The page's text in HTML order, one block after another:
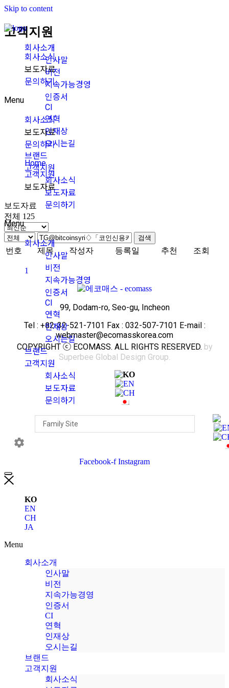
Skip to content
회사소개
인사말
비전
지속가능경영
인증서
CI
연혁
인재상
오시는길
브랜드
고객지원
회사소식
보도자료
문의하기
Menu
회사소개
인사말
비전
지속가능경영
인증서
CI
연혁
인재상
오시는길
브랜드
고객지원
회사소식
보도자료
문의하기
고객지원
회사소식
보도자료
문의하기
Menu
회사소식
보도자료
문의하기
Home
고객지원
보도자료
보도자료
전체 125
검색
번호 제목 작성자 등록일 추천 조회
1
99, Dodam-ro, Seo-gu, Incheon
Tel : +82-32-521-7101 Fax : 032-507-7101 E-mail :
webmaster@ecomasskorea.com
COPYRIGHT ⓒ ECOMASS. ALL RIGHTS RESERVED. by
Superbee Global Design Group.
Facebook-f Instagram
KO
EN
CH
JA
Menu
회사소개
인사말
비전
지속가능경영
인증서
CI
연혁
인재상
오시는길
브랜드
고객지원
회사소식